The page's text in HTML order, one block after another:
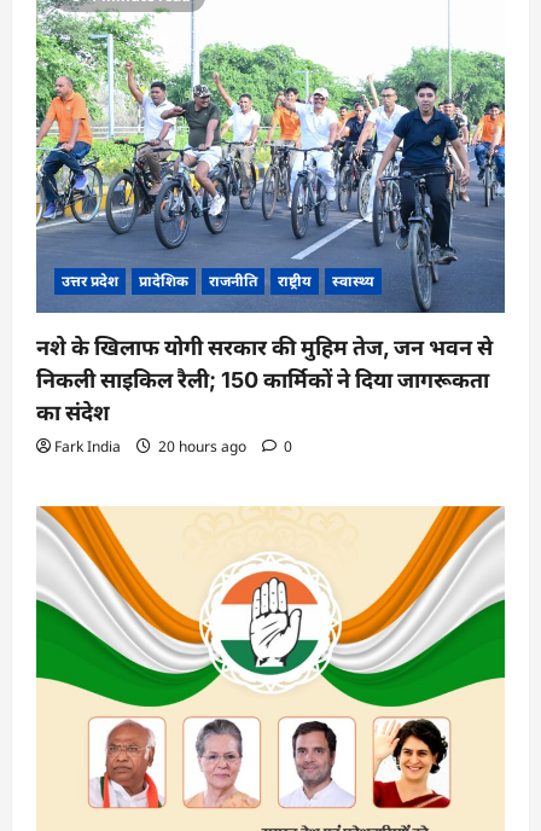
उत्तर प्रदेश प्रादेशिक राजनीति राष्ट्रीय स्वास्थ्य
नशे के खिलाफ योगी सरकार की मुहिम तेज, जन भवन से
निकली साइकिल रैली; 150 कार्मिकों ने दिया जागरूकता
का संदेश
Fark India 20 hours ago 0